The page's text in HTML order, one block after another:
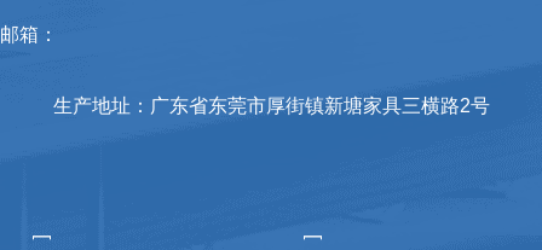
邮箱：
生产地址：广东省东莞市厚街镇新塘家具三横路2号
[ [